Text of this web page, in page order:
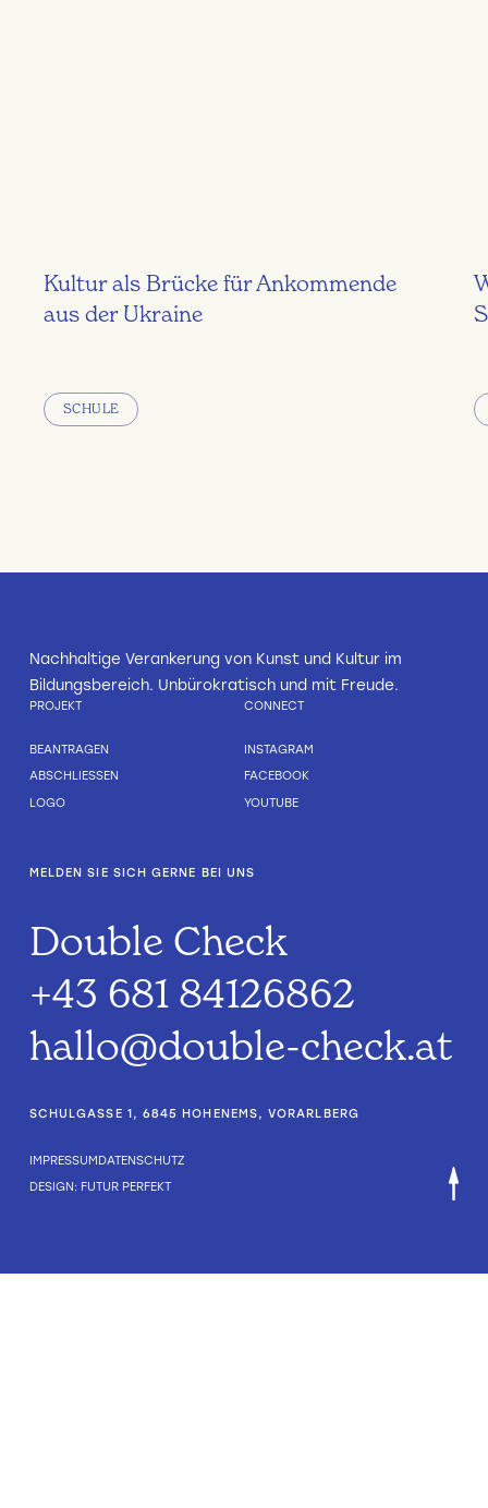
Kultur als Brücke für Ankommende
aus der Ukraine
SCHULE
Nachhaltige Verankerung von Kunst und Kultur im
Bildungsbereich. Unbürokratisch und mit Freude.
PROJEKT
BEANTRAGEN
ABSCHLIESSEN
LOGO
CONNECT
INSTAGRAM
FACEBOOK
YOUTUBE
MELDEN SIE SICH GERNE BEI UNS
Double Check
+43 681 84126862
hallo@double-check.at
SCHULGASSE 1, 6845 HOHENEMS, VORARLBERG
IMPRESSUMDATENSCHUTZ
DESIGN: FUTUR PERFEKT